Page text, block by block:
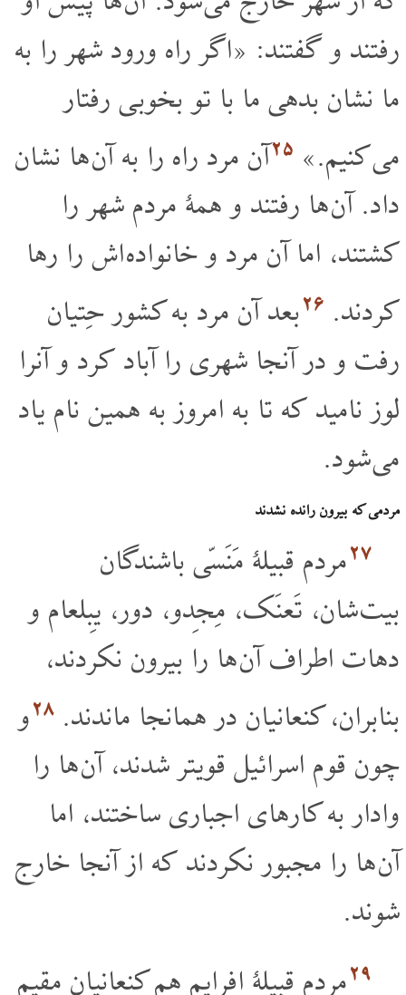
رفتند و گفتند: «اگر راه ورود شهر را به
ما نشان بدهی ما با تو بخوبی رفتار
می کنیم.» ۲۵آن مرد راه را به آن ها نشان
داد. آن ها رفتند و همۀ مردم شهر را
کشتند، اما آن مرد و خانواده اش را رها
کردند. ۲۶بعد آن مرد به کشور حِتیان
رفت و در آنجا شهری را آباد کرد و آنرا
لوز نامید که تا به امروز به همین نام یاد
می شود.
مردمی که بیرون رانده نشدند
۲۷مردم قبیلۀ مَنَسّی باشندگان
بیت شان، تَعنَک، مِجِدو، دور، یِبلعام و
دهات اطراف آن ها را بیرون نکردند،
بنابران، کنعانیان در همانجا ماندند. ۲۸و
چون قوم اسرائیل قویتر شدند، آن ها را
وادار به کارهای اجباری ساختند، اما
آن ها را مجبور نکردند که از آنجا خارج
شوند.
۲۹مردم قبیلۀ افرایم هم کنعانیان مقیم